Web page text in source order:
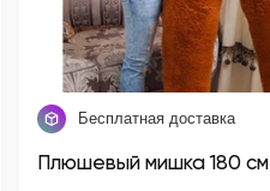
Бесплатная доставка
Плюшевый мишка 180 см